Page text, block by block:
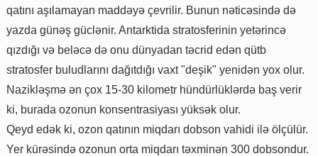
qatını aşılamayan maddəyə çevrilir. Bunun nəticəsində də
yazda günəş güclənir. Antarktida stratosferinin yetərincə
qızdığı və beləcə də onu dünyadan təcrid edən qütb
stratosfer buludlarını dağıtdığı vaxt "deşik" yenidən yox olur.
Nazikləşmə ən çox 15-30 kilometr hündürlüklərdə baş verir
ki, burada ozonun konsentrasiyası yüksək olur.
Qeyd edək ki, ozon qatının miqdarı dobson vahidi ilə ölçülür.
Yer kürəsində ozonun orta miqdarı təxminən 300 dobsondur.